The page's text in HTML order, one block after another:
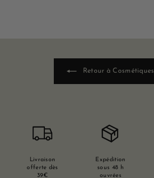
Retour à Cosmétiques
Livraison
offerte dès
39€
Expédition
sous 48 h
ouvrées